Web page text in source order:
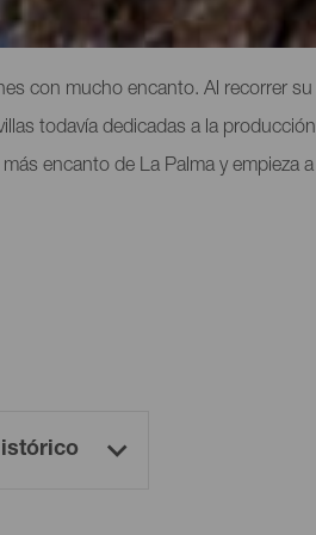
con mucho encanto. Al recorrer su
todavía dedicadas a la producción
encanto de La Palma y empieza a